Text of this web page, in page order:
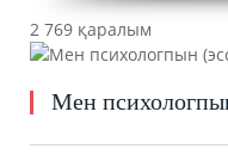
2 769 қаралым
Мен